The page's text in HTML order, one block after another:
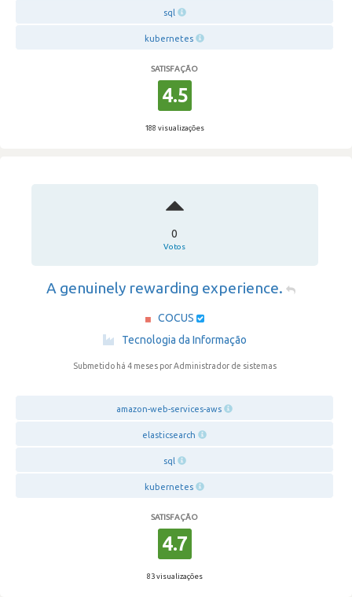
sql
kubernetes
SATISFAÇÃO
4.5
188 visualizações
0
Votos
A genuinely rewarding experience.
COCUS
Tecnologia da Informação
Submetido há 4 meses por Administrador de sistemas
amazon-web-services-aws
elasticsearch
sql
kubernetes
SATISFAÇÃO
4.7
83 visualizações